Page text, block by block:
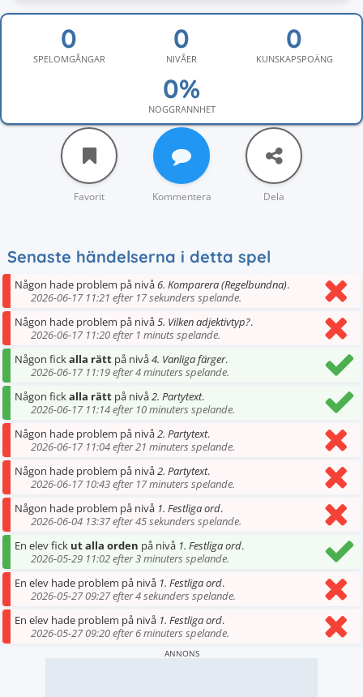
SPELOMGÅNGAR NIVÅER KUNSKAPSPOÄNG
NOGGRANNHET
Favorit Kommentera Dela
Senaste händelserna i detta spel
Någon hade problem på nivå6. Komparera (Regelbundna).
2026-06-17 11:21 efter 17 sekunders spelande.
Någon hade problem på nivå5. Vilken adjektivtyp?.
2026-06-17 11:20 efter 1 minuts spelande.
Någon fickalla rätt på nivå4. Vanliga färger.
2026-06-17 11:19 efter 4 minuters spelande.
Någon fickalla rätt på nivå2. Partytext.
2026-06-17 11:14 efter 10 minuters spelande.
Någon hade problem på nivå2. Partytext.
2026-06-17 11:04 efter 21 minuters spelande.
Någon hade problem på nivå2. Partytext.
2026-06-17 10:43 efter 17 minuters spelande.
Någon hade problem på nivå 1. Festliga ord.
2026-06-04 13:37 efter 45 sekunders spelande.
En elev fick ut alla orden på nivå 1. Festliga ord.
2026-05-29 11:02 efter 3 minuters spelande.
En elev hade problem på nivå 1. Festliga ord.
2026-05-27 09:27 efter 4 sekunders spelande.
En elev hade problem på nivå 1. Festliga ord.
2026-05-27 09:20 efter 6 minuters spelande.
ANNONS